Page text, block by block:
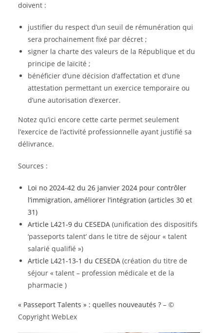
doivent :
justifier du respect d’un seuil de rémunération qui
sera prochainement fixé par décret ;
signer la charte des valeurs de la République et du
principe de laïcité ;
bénéficier d’une décision d’affectation et d’une
attestation permettant un exercice temporaire ou
d’une autorisation d’exercer.
Notez qu’ici encore cette carte permet seulement
l’exercice de l’activité professionnelle ayant justifié sa
délivrance.
Sources :
Loi no 2024-42 du 26 janvier 2024 pour contrôler
l’immigration, améliorer l’intégration (articles 30 et
31)
Article L421-9 du CESEDA (unification des dispositifs
‘passeports talent’ dans le titre de séjour « talent
salarié qualifié »)
Article L421-13-1 du CESEDA (création du titre de
séjour « talent – profession médicale et de la
pharmacie )
« Passeport Talents » : quelles nouveautés ? – ©
Copyright WebLex